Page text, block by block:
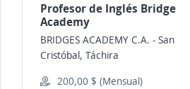
Profesor de Inglés Bridge
Academy
BRIDGES ACADEMY C.A.-San
Cristóbal, Táchira
200,00 $ (Mensual)